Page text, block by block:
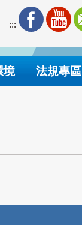
:::
境 法規專區